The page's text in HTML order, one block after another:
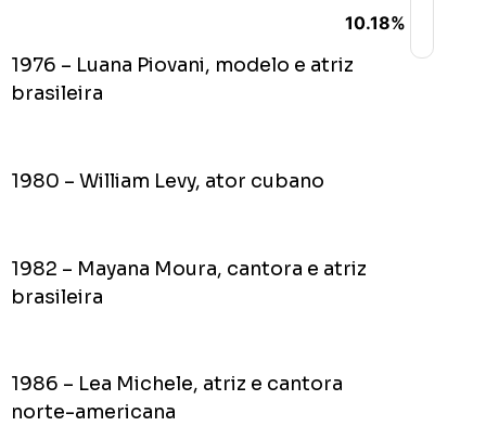
1976 – Luana Piovani, modelo e atriz
brasileira
1980 – William Levy, ator cubano
1982 – Mayana Moura, cantora e atriz
brasileira
1986 – Lea Michele, atriz e cantora
norte-americana
10.18%